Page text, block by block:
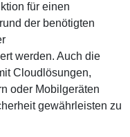
für einen
der benötigten
werden. Auch die
Cloudlösungen,
oder Mobilgeräten
gewährleisten zu